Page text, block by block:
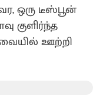
ஒரு டீஸ்பூன்
குளிர்ந்த
ஊற்றி